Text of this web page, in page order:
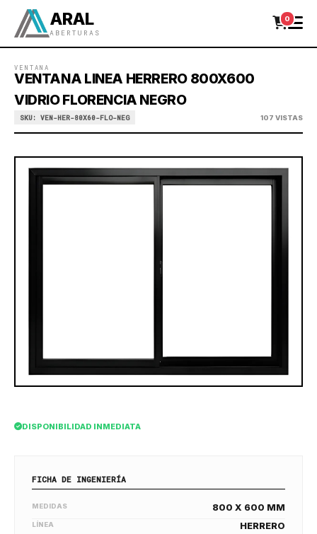
ARAL
ABERTURAS
0
VENTANA
VENTANA LINEA HERRERO 800X600
VIDRIO FLORENCIA NEGRO
SKU: VEN-HER-80X60-FLO-NEG 107 VISTAS
DISPONIBILIDAD INMEDIATA
FICHA DE INGENIERÍA
MEDIDAS 800 X 600 MM
LÍNEA HERRERO